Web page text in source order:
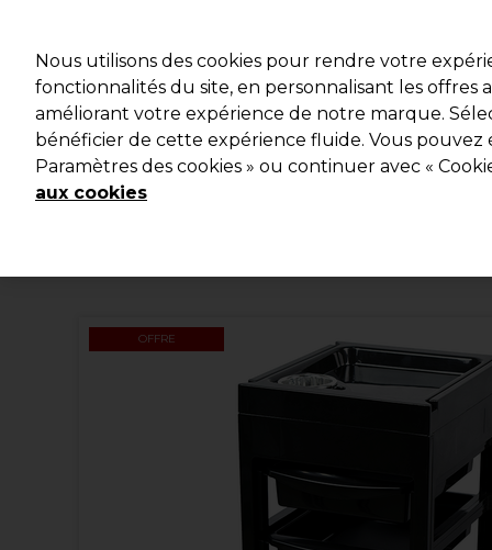
Marques Bons plans Coiffure Electro et Matériel
Livraison et délais
OFFRE
Nous utilisons des cookies pour rendre votre
fonctionnalités du site, en personnalisant les offres
améliorant votre expérience de notre marque.
bénéficier de cette expérience fluide. Vous pouvez
Paramètres des cookies » ou continuer avec «
aux cookies